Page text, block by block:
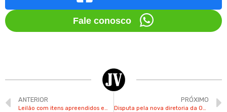
Fale conosco
ANTERIOR PRÓXIMO